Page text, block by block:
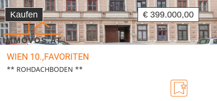
Kaufen € 399.000,00
WIEN 10.,FAVORITEN
** ROHDACHBODEN **